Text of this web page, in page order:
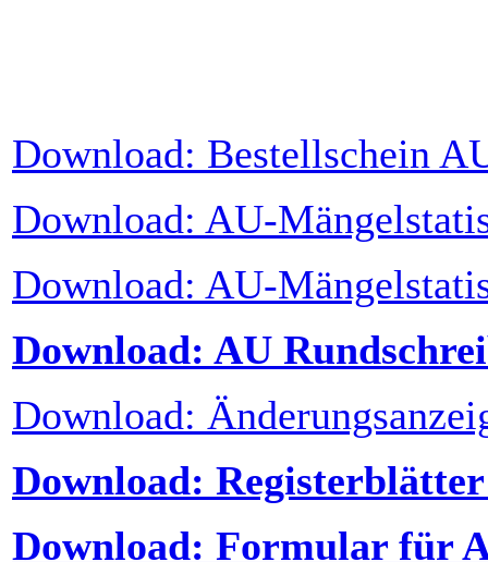
Download: Bestellschein
Download: AU-
Download: AU-
Download: AU
Download:
Download:
Download: Formular für